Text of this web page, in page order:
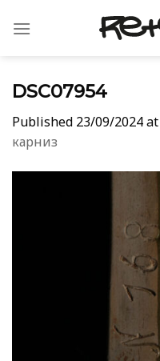
DSC07954
Published 23/09/2024at
карниз